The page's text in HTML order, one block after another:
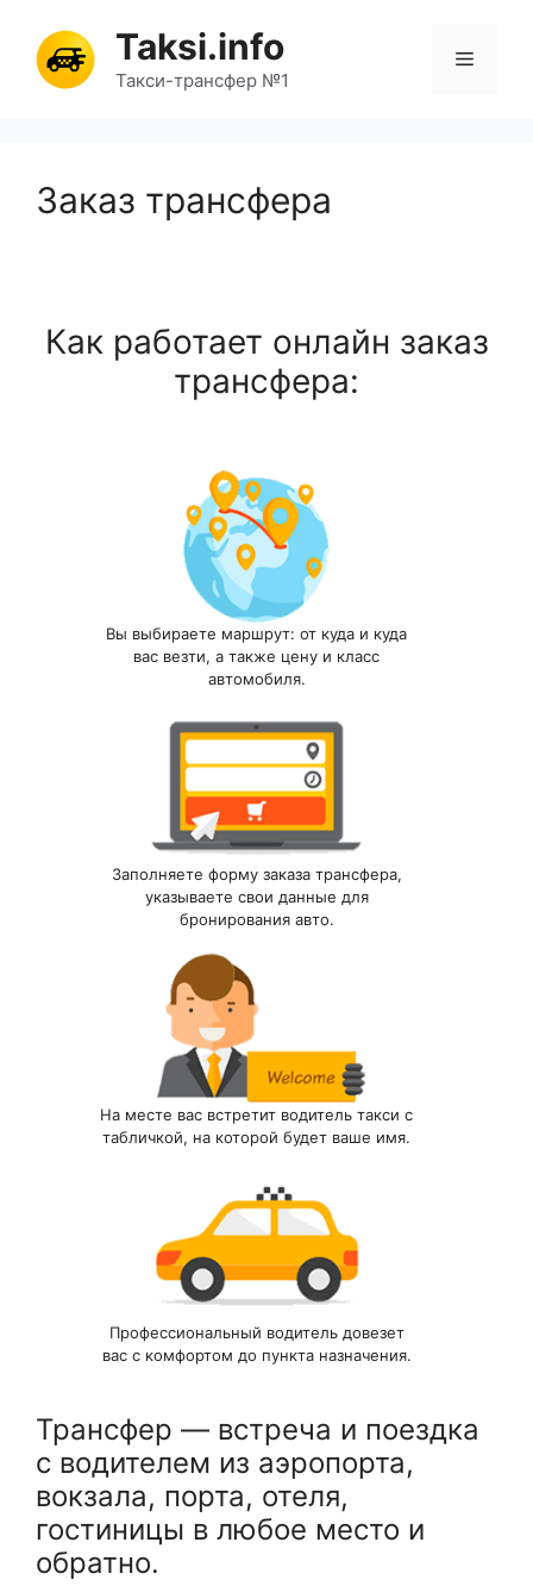
содержимому
Taksi.info
Такси-трансфер №1
Меню
Заказ трансфера
Как работает онлайн заказ
трансфера:
Вы выбираете маршрут: от куда и куда
вас везти, а также цену и класс
автомобиля.
Заполняете форму заказа трансфера,
указываете свои данные для
бронирования авто.
На месте вас встретит водитель такси с
табличкой, на которой будет ваше имя.
Профессиональный водитель довезет
вас с комфортом до пункта назначения.
Трансфер — встреча и поездка
с водителем из аэропорта,
вокзала, порта, отеля,
гостиницы в любое место и
обратно.